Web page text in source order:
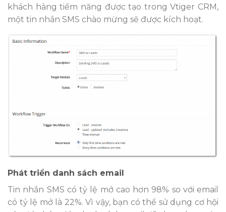
khách hàng tiềm năng được tạo trong Vtiger CRM,
một tin nhắn SMS chào mừng sẽ được kích hoạt.
Phát triển danh sách email
Tin nhắn SMS có tỷ lệ mở cao hơn 98% so với email
có tỷ lệ mở là 22%. Vì vậy, bạn có thể sử dụng cơ hội